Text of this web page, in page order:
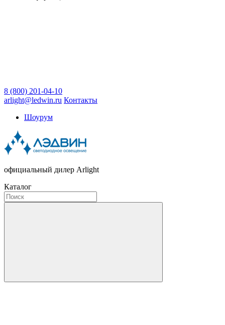
8 (800) 201-04-10
arlight@ledwin.ru Контакты
Шоурум
официальный дилер Arlight
Каталог